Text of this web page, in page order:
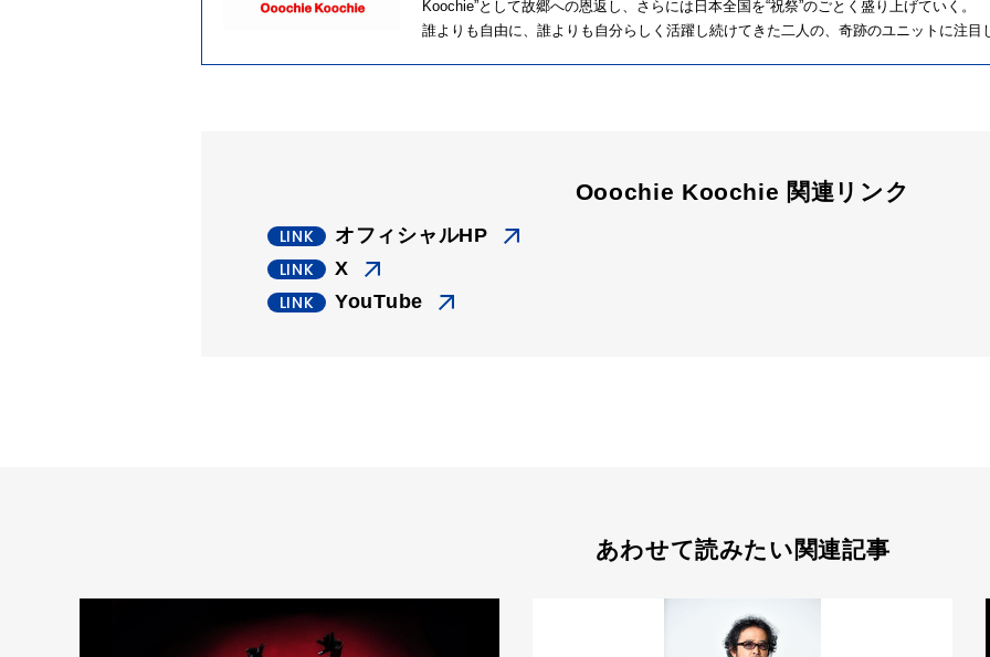
Koochie”として故郷への恩返し、さらには日本全国を“祝祭”のごとく盛り上げていく。
誰よりも自由に、誰よりも自分らしく活躍し続けてきた二人の、奇跡のユニットに注目
Ooochie Koochie 関連リンク
オフィシャルHP
X
YouTube
あわせて読みたい関連記事